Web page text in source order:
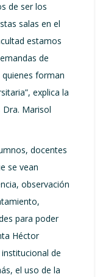
de ser los
salas en el
estamos
de
forman
explica la
Dra. Marisol
docentes
se vean
observación
para poder
Héctor
de
el uso de la